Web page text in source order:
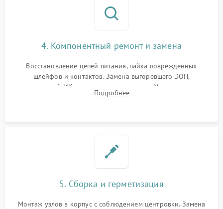
4. Компонентный ремонт и замена
Восстановление цепей питания, пайка поврежденных
шлейфов и контактов. Замена выгоревшего ЭОП,
неисправной ИК-подсветки или матрицы. Ультразвуковая
очистка плат и удаление загрязнений с линз объектива и
Подробнее
5. Сборка и герметизация
Монтаж узлов в корпус с соблюдением центровки. Замена